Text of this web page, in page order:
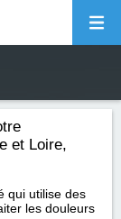
et Loire,
qui utilise des
les douleurs